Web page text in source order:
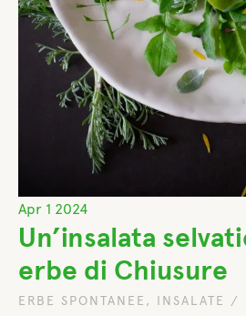
Apr 1 2024
Un’insalata
erbe di Chiusure
ERBE SPONTANEE , INSALATE /